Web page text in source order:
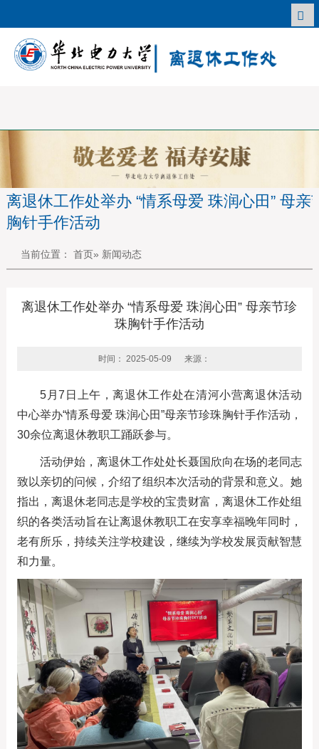
离退休工作处举办 “情系母爱 珠润心田” 母亲
胸针手作活动
当前位置： 首页» 新闻动态
离退休工作处举办 “情系母爱 珠润心田” 母亲节珍
珠胸针手作活动
时间： 2025-05-09 来源：
5月7日上午，离退休工作处在清河小营离退休活动
中心举办“情系母爱 珠润心田”母亲节珍珠胸针手作活动，
30余位离退休教职工踊跃参与。
活动伊始，离退休工作处处长聂国欣向在场的老同志
致以亲切的问候，介绍了组织本次活动的背景和意义。她
指出，离退休老同志是学校的宝贵财富，离退休工作处组
织的各类活动旨在让离退休教职工在安享幸福晚年同时，
老有所乐，持续关注学校建设，继续为学校发展贡献智慧
和力量。